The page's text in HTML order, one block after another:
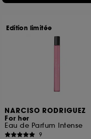
NARCISO RODRIGUEZ
For her
Eau de Parfum Intense
9
Edition limitée